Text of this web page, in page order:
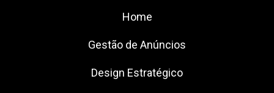
Home
Gestão de Anúncios
Design Estratégico